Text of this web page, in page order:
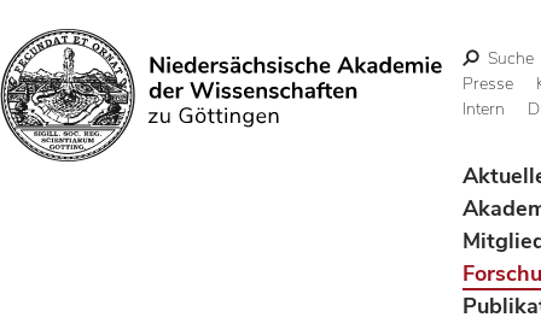
Suchen
Suche
Presse
Intern